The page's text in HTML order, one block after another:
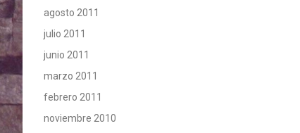
agosto 2011
julio 2011
junio 2011
marzo 2011
febrero 2011
noviembre 2010